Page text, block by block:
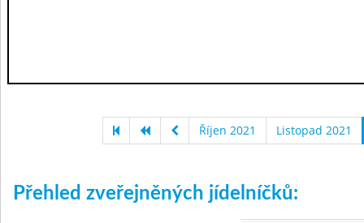
Říjen 2021 Listopad 2021
Přehled zveřejněných jídelníčků: